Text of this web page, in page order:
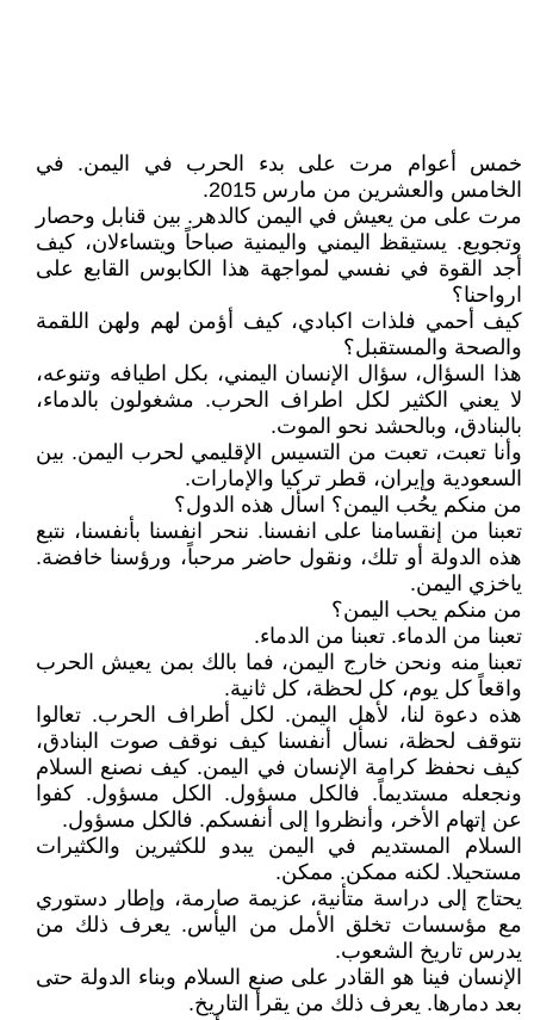
خمس أعوام مرت على بدء الحرب في اليمن. في
الخامس والعشرين من مارس 2015.
مرت على من يعيش في اليمن كالدهر. بين قنابل وحصار
وتجويع. يستيقظ اليمني واليمنية صباحاً ويتساءلان، كيف
أجد القوة في نفسي لمواجهة هذا الكابوس القابع على
ارواحنا؟
كيف أحمي فلذات اكبادي، كيف أؤمن لهم ولهن اللقمة
والصحة والمستقبل؟
هذا السؤال، سؤال الإنسان اليمني، بكل اطيافه وتنوعه،
لا يعني الكثير لكل اطراف الحرب. مشغولون بالدماء،
بالبنادق، وبالحشد نحو الموت.
وأنا تعبت، تعبت من التسيس الإقليمي لحرب اليمن. بين
السعودية وإيران، قطر تركيا والإمارات.
من منكم يحُب اليمن؟ اسأل هذه الدول؟
تعبنا من إنقسامنا على انفسنا. ننحر انفسنا بأنفسنا، نتبع
هذه الدولة أو تلك، ونقول حاضر مرحباً، ورؤسنا خافضة.
ياخزي اليمن.
من منكم يحب اليمن؟
تعبنا من الدماء. تعبنا من الدماء.
تعبنا منه ونحن خارج اليمن، فما بالك بمن يعيش الحرب
واقعاً كل يوم، كل لحظة، كل ثانية.
هذه دعوة لنا، لأهل اليمن. لكل أطراف الحرب. تعالوا
نتوقف لحظة، نسأل أنفسنا كيف نوقف صوت البنادق،
كيف نحفظ كرامة الإنسان في اليمن. كيف نصنع السلام
ونجعله مستديماً. فالكل مسؤول. الكل مسؤول. كفوا
عن إتهام الأخر، وأنظروا إلى أنفسكم. فالكل مسؤول.
السلام المستديم في اليمن يبدو للكثيرين والكثيرات
مستحيلا. لكنه ممكن. ممكن.
يحتاج إلى دراسة متأنية، عزيمة صارمة، وإطار دستوري
مع مؤسسات تخلق الأمل من اليأس. يعرف ذلك من
يدرس تاريخ الشعوب.
الإنسان فينا هو القادر على صنع السلام وبناء الدولة حتى
بعد دمارها. يعرف ذلك من يقرأ التاريخ.